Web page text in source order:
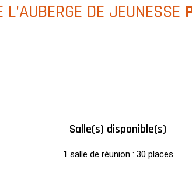
L’AUBERGE DE JEUNESSE
Salle(s) disponible(s)
1 salle de réunion : 30 places